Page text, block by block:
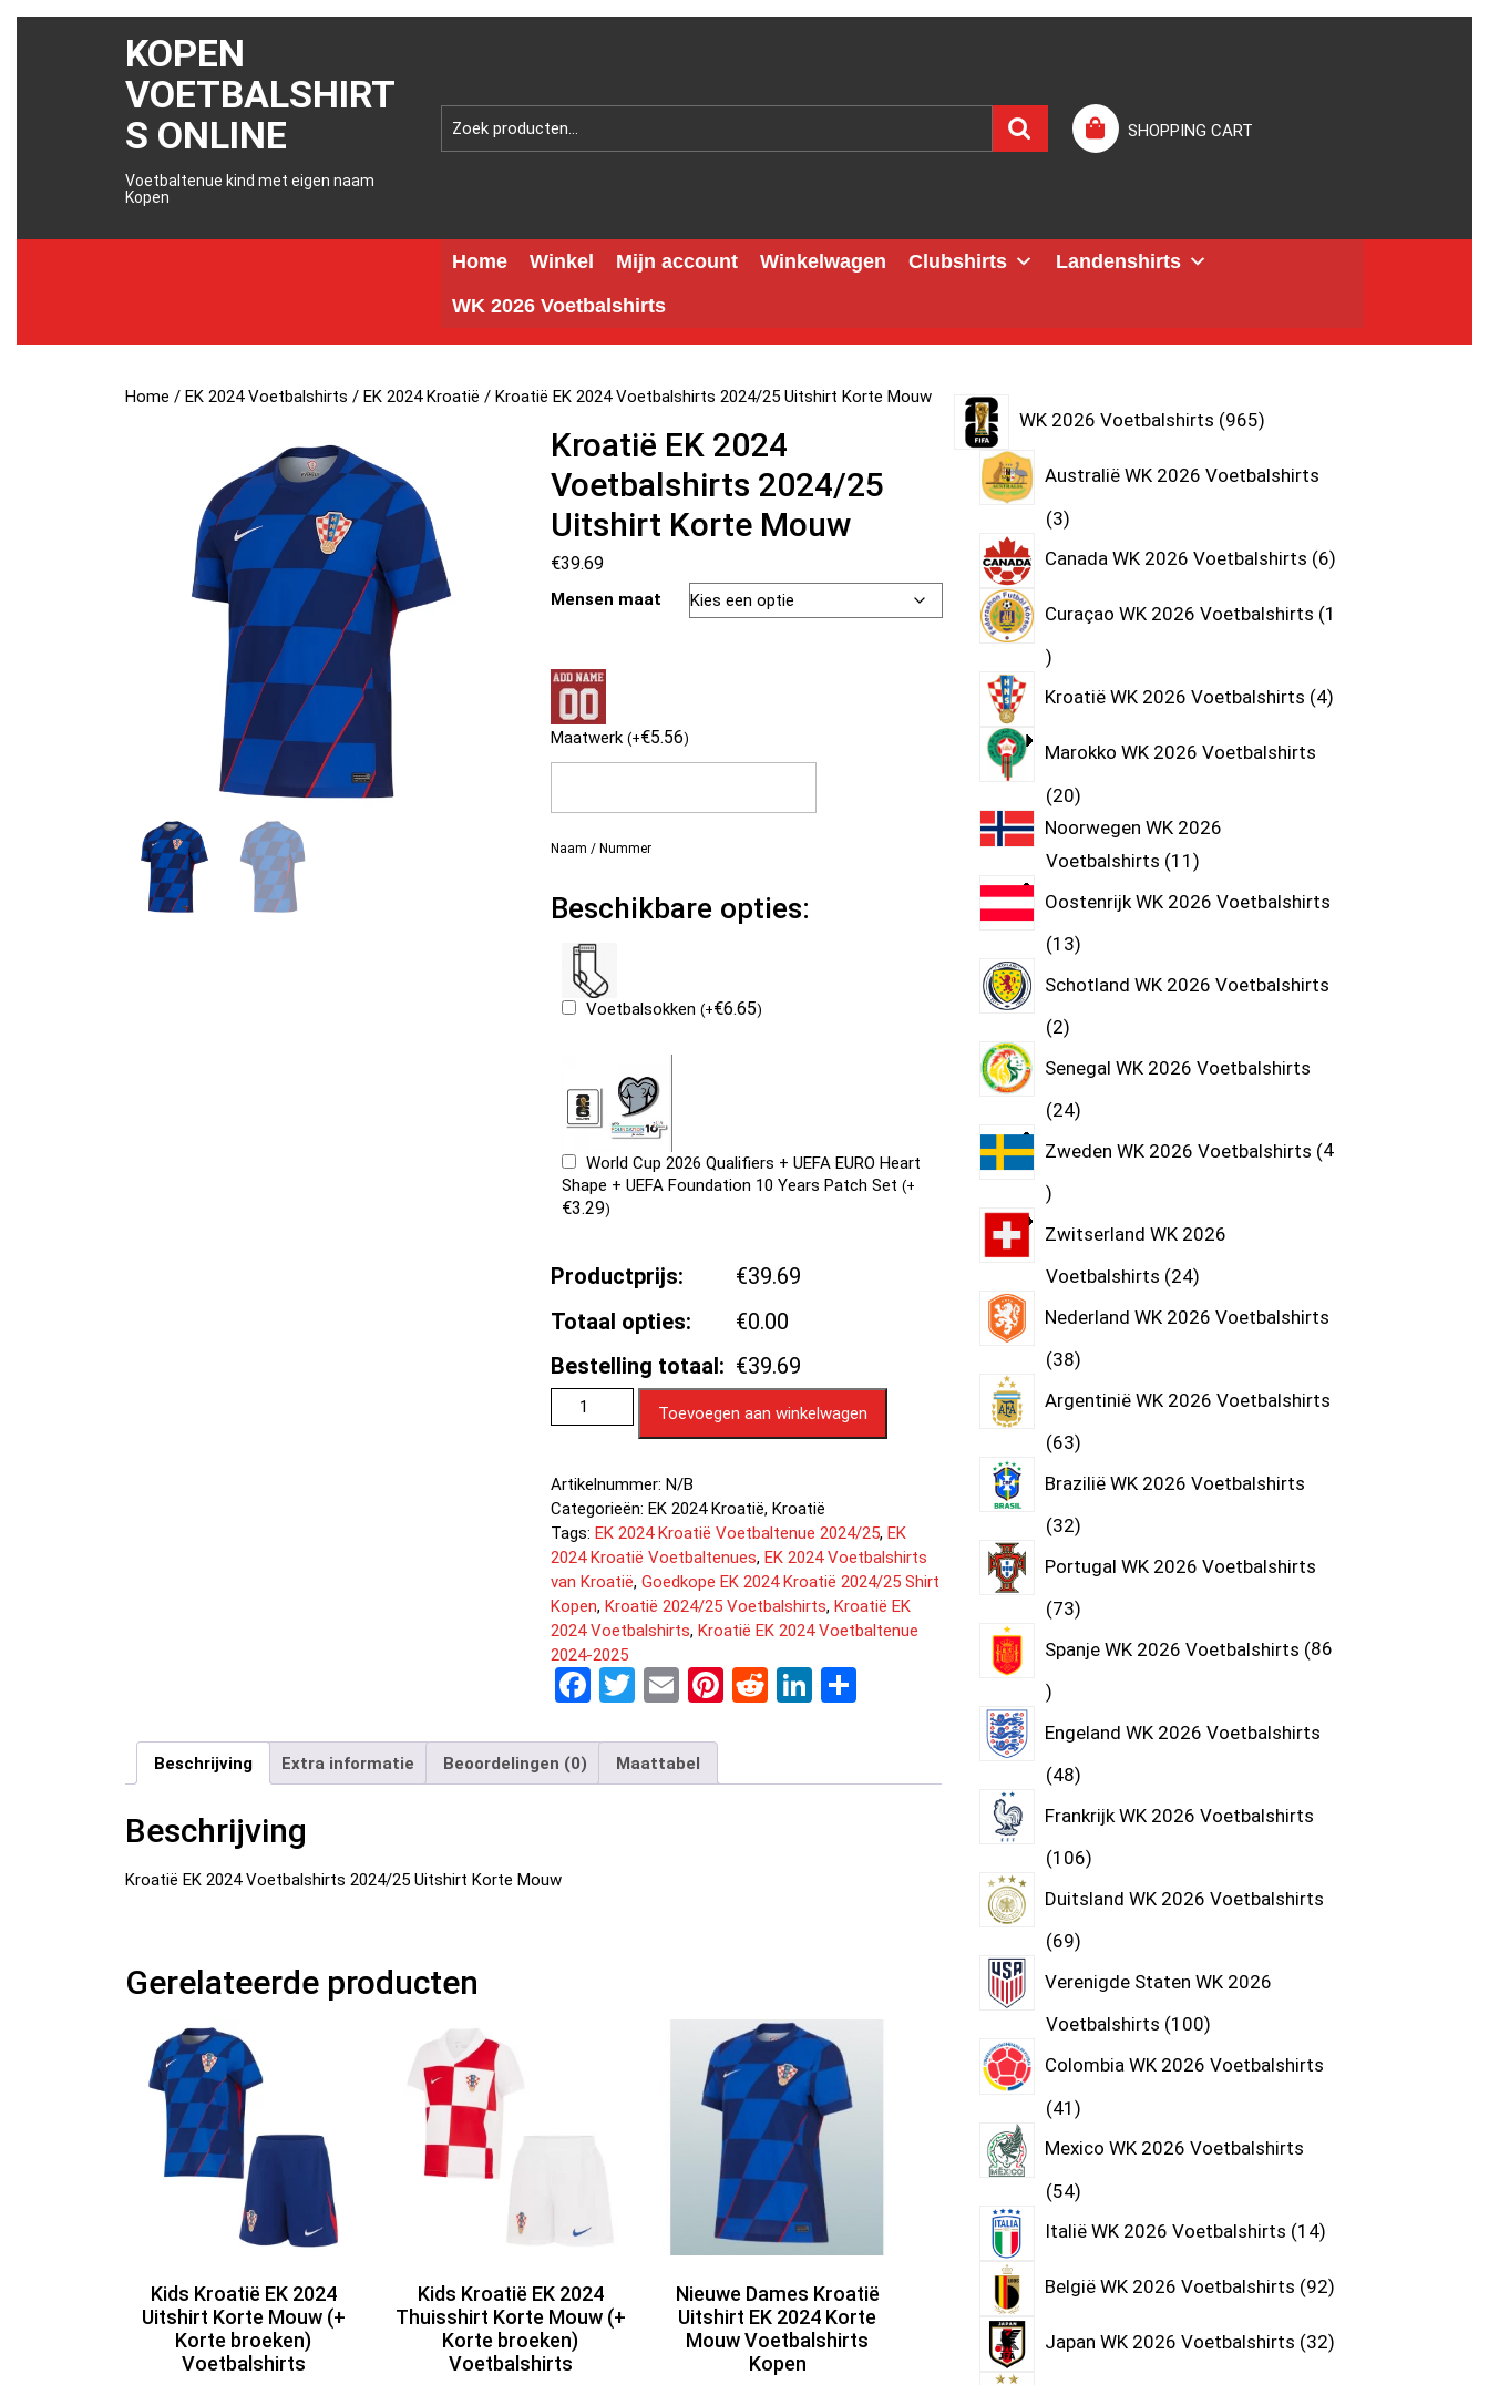
KOPEN
VOETBALSHIRT
S ONLINE
Voetbaltenue kind met eigen naam
Kopen
SHOPPING CART
Home Winkel Mijn account Winkelwagen Clubshirts
Landenshirts
WK 2026 Voetbalshirts
Home /EK 2024 Voetbalshirts /EK 2024 Kroatië / Kroatië EK 2024 Voetbalshirts 2024/25 Uitshirt Korte Mouw
Kroatië EK 2024
Voetbalshirts 2024/25
Uitshirt Korte Mouw
€39.69
Mensen maat
Maatwerk (+€5.56)
Naam / Nummer
Beschikbare opties:
Voetbalsokken (+€6.65)
World Cup 2026 Qualifiers + UEFA EURO Heart
Shape + UEFA Foundation 10 Years Patch Set (+
€3.29)
Productprijs:
€39.69
Totaal opties:
€0.00
Bestelling totaal: €39.69
Toevoegen aan winkelwagen
Artikelnummer: N/B
Categorieën: EK 2024 Kroatië, Kroatië
Tags: EK 2024 Kroatië Voetbaltenue 2024/25, EK
2024 Kroatië Voetbaltenues, EK 2024 Voetbalshirts
van Kroatië, Goedkope EK 2024 Kroatië 2024/25 Shirt
Kopen, Kroatië 2024/25 Voetbalshirts, Kroatië EK
2024 Voetbalshirts, Kroatië EK 2024 Voetbaltenue
2024-2025
F
ce
b
T
tt
er
E
ail
Pi
es
R
di
Li
dI
D
n
Beschrijving Extra informatie Beoordelingen (0) Maattabel
Beschrijving
Kroatië EK 2024 Voetbalshirts 2024/25 Uitshirt Korte Mouw
Gerelateerde producten
Kids Kroatië EK 2024
Uitshirt Korte Mouw (+
Korte broeken)
Voetbalshirts
Kids Kroatië EK 2024
Thuisshirt Korte Mouw (+
Korte broeken)
Voetbalshirts
Nieuwe Dames Kroatië
Uitshirt EK 2024 Korte
Mouw Voetbalshirts
Kopen
WK 2026 Voetbalshirts 965
Australië WK 2026 Voetbalshirts
3
Canada WK 2026 Voetbalshirts 6
Curaçao WK 2026 Voetbalshirts 1
Kroatië WK 2026 Voetbalshirts 4
Marokko WK 2026 Voetbalshirts
20
Noorwegen WK 2026
Voetbalshirts 11
Oostenrijk WK 2026 Voetbalshirts
13
Schotland WK 2026 Voetbalshirts
2
Senegal WK 2026 Voetbalshirts
24
Zweden WK 2026 Voetbalshirts 4
Zwitserland WK 2026
Voetbalshirts 24
Nederland WK 2026 Voetbalshirts
38
Argentinië WK 2026 Voetbalshirts
63
Brazilië WK 2026 Voetbalshirts
32
Portugal WK 2026 Voetbalshirts
73
Spanje WK 2026 Voetbalshirts 86
Engeland WK 2026 Voetbalshirts
48
Frankrijk WK 2026 Voetbalshirts
106
Duitsland WK 2026 Voetbalshirts
69
Verenigde Staten WK 2026
Voetbalshirts 100
Colombia WK 2026 Voetbalshirts
41
Mexico WK 2026 Voetbalshirts
54
Italië WK 2026 Voetbalshirts 14
België WK 2026 Voetbalshirts 92
Japan WK 2026 Voetbalshirts 32